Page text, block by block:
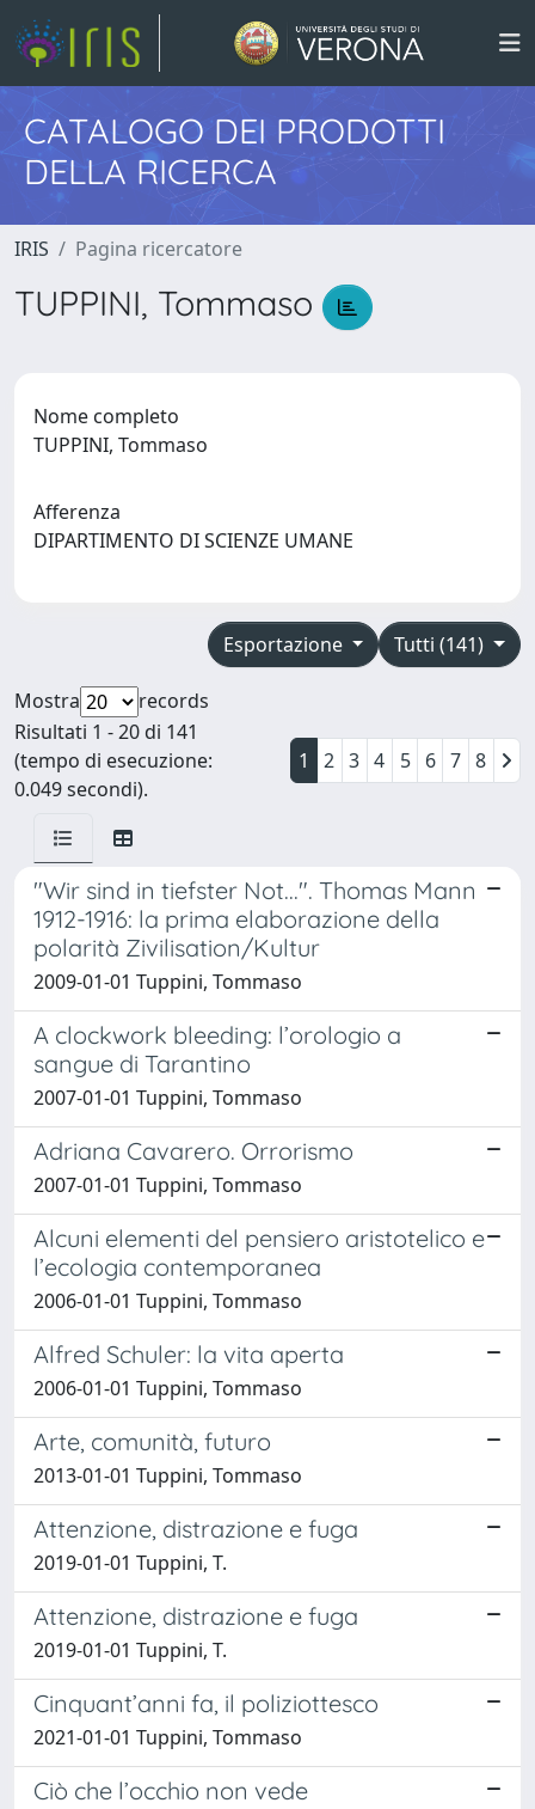
CATALOGO DEI PRODOTTI
DELLA RICERCA
IRIS Pagina ricercatore
TUPPINI, Tommaso
Nome completo
TUPPINI, Tommaso
Afferenza
DIPARTIMENTO DI SCIENZE UMANE
Tutti (141)
Esportazione
Mostra
records
Risultati 1 - 20 di 141
(tempo di esecuzione:
0.049 secondi).
1 2 3 4 5 6 7 8
"Wir sind in tiefster Not...". Thomas Mann
1912-1916: la prima elaborazione della
polarità Zivilisation/Kultur
2009-01-01 Tuppini, Tommaso
A clockwork bleeding: l’orologio a
sangue di Tarantino
2007-01-01 Tuppini, Tommaso
Adriana Cavarero. Orrorismo
2007-01-01 Tuppini, Tommaso
Alcuni elementi del pensiero aristotelico e
l’ecologia contemporanea
2006-01-01 Tuppini, Tommaso
Alfred Schuler: la vita aperta
2006-01-01 Tuppini, Tommaso
Arte, comunità, futuro
2013-01-01 Tuppini, Tommaso
Attenzione, distrazione e fuga
2019-01-01 Tuppini, T.
Attenzione, distrazione e fuga
2019-01-01 Tuppini, T.
Cinquant’anni fa, il poliziottesco
2021-01-01 Tuppini, Tommaso
Ciò che l’occhio non vede